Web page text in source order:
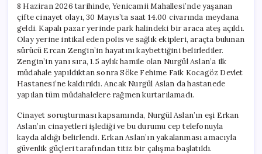
Operasyonla
Yakalandı
için
8 Haziran 2026 tarihinde, Yenicamii Mahallesi’nde yaşanan
çifte cinayet olayı, 30 Mayıs’ta saat 14.00 civarında meydana
geldi. Kapalı pazar yerinde park halindeki bir araca ateş açıldı.
Olay yerine intikal eden polis ve sağlık ekipleri, araçta bulunan
sürücü Ercan Zengin’in hayatını kaybettiğini belirlediler.
Zengin’in yanı sıra, 1.5 aylık hamile olan Nurgül Aslan’a ilk
müdahale yapıldıktan sonra Söke Fehime Faik Kocagöz Devlet
Hastanesi’ne kaldırıldı. Ancak Nurgül Aslan da hastanede
yapılan tüm müdahalelere rağmen kurtarılamadı.
Cinayet soruşturması kapsamında, Nurgül Aslan’ın eşi Erkan
Aslan’ın cinayetleri işlediği ve bu durumu cep telefonuyla
kayda aldığı belirlendi. Erkan Aslan’ın yakalanması amacıyla
güvenlik güçleri tarafından titiz bir çalışma başlatıldı.